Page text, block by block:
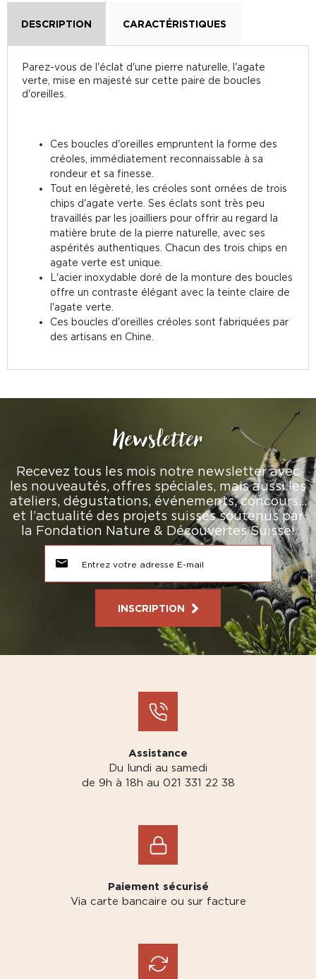
DESCRIPTION CARACTÉRISTIQUES
Parez-vous de l'éclat d'une pierre naturelle, l'agate
verte, mise en majesté sur cette paire de boucles
d'oreilles.
Ces boucles d'oreilles empruntent la forme des
créoles, immédiatement reconnaissable à sa
rondeur et sa finesse.
Tout en légèreté, les créoles sont ornées de trois
chips d'agate verte. Ses éclats sont très peu
travaillés par les joailliers pour offrir au regard la
matière brute de la pierre naturelle, avec ses
aspérités authentiques. Chacun des trois chips en
agate verte est unique.
L'acier inoxydable doré de la monture des boucles
offre un contraste élégant avec la teinte claire de
l'agate verte.
Ces boucles d'oreilles créoles sont fabriquées par
des artisans en Chine.
Newsletter
Recevez tous les mois notre newsletter avec
les nouveautés, offres spéciales, mais aussi les
ateliers, dégustations, événements, concours…
et l’actualité des projets suisses soutenus par
la Fondation Nature & Découvertes Suisse!
INSCRIPTION
Assistance
Du lundi au samedi
de 9h à 18h au 021 331 22 38
Paiement sécurisé
Via carte bancaire ou sur facture